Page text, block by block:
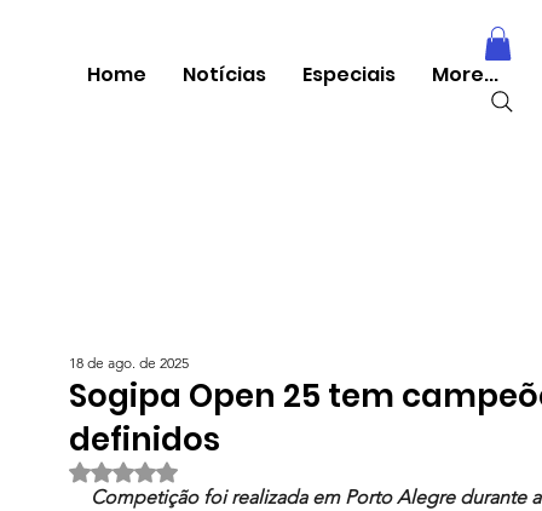
Home Notícias Especiais More...
Sogipa Open 25 tem
definidos
18 de ago. de 2025
Avaliado com NaN de 5 estrelas.
Competição foi realizada em Porto Alegre durante